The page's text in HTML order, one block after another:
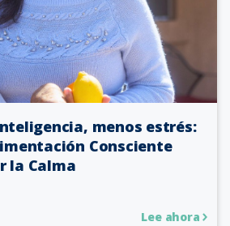
menos estrés:
Consciente
la Calma
Lee ahora